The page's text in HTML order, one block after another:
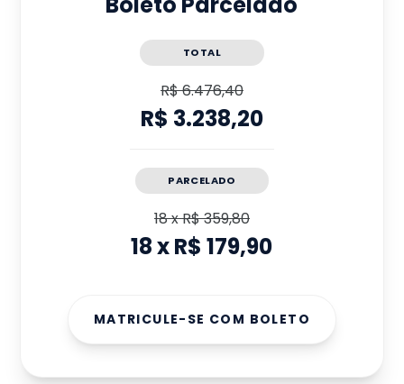
TOTAL
R$ 6.476,40
R$ 3.238,20
PARCELADO
18xR$ 359,80
18xR$ 179,90
MATRICULE-SE COM BOLETO